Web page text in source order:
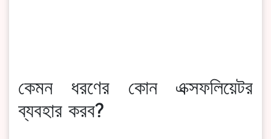
কেমন ধরণের কোন এক্সফলিয়েটর
ব্যবহার করব?